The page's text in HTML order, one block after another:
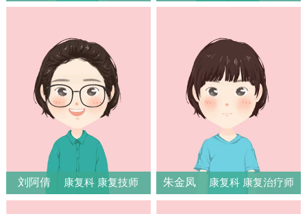
刘阿倩 康复科 康复技师 朱金凤 康复科 康复治疗师